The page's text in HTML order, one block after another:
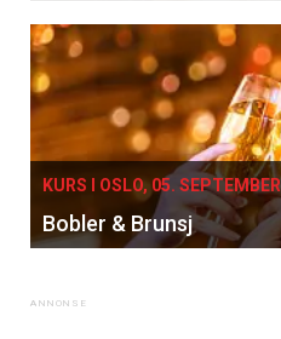
KURS I OSLO, 05. SEPTEMBER
Bobler & Brunsj